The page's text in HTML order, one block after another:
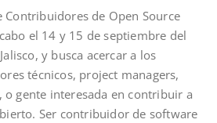
Contribuidores de Open Source
el 14 y 15 de septiembre del
y busca acercar a los
técnicos, project managers,
gente interesada en contribuir a
Ser contribuidor de software